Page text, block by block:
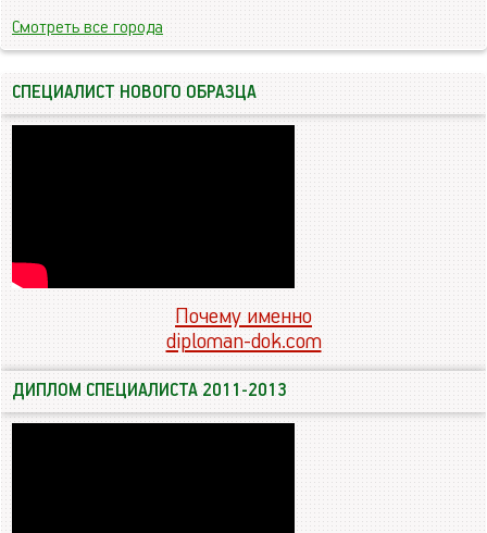
Смотреть все города
СПЕЦИАЛИСТ НОВОГО ОБРАЗЦА
Почему именно
diploman-dok.com
ДИПЛОМ СПЕЦИАЛИСТА 2011-2013